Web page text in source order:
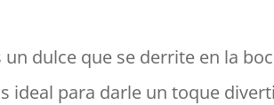
dulce que se derrite en la
ideal para darle un toque